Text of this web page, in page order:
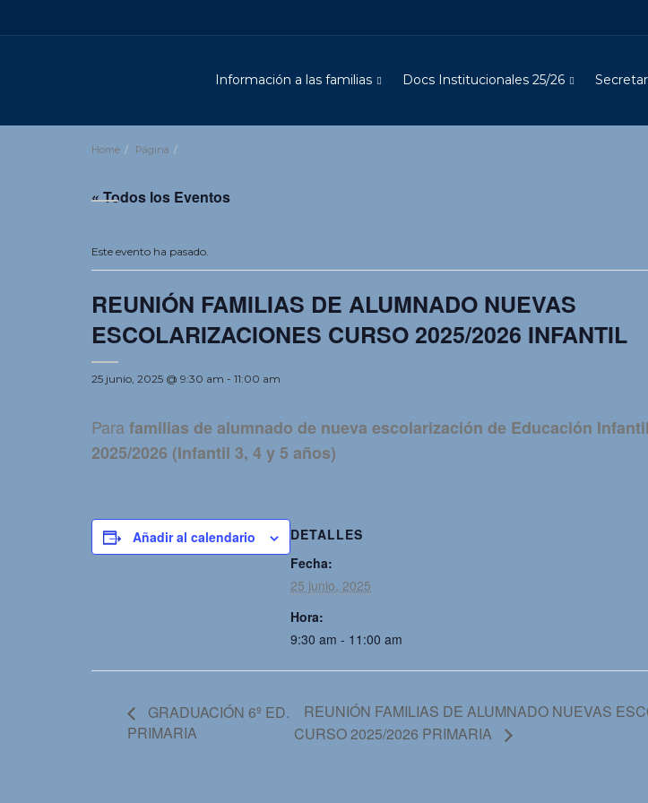
Información a las familias Docs Institucionales 25/26
Home Página
« Todos los Eventos
Este evento ha pasado.
REUNIÓN FAMILIAS DE ALUMNADO NUEVAS
ESCOLARIZACIONES CURSO 2025/2026 INFANTIL
25 junio, 2025 @ 9:30 am - 11:00 am
Para familias de alumnado de nueva escolarización de Educación
2025/2026 (Infantil 3, 4 y 5 años)
Añadir al calendario
DETALLES
Fecha:
25 junio, 2025
Hora:
9:30 am - 11:00 am
GRADUACIÓN 6º ED.
PRIMARIA
REUNIÓN FAMILIAS DE ALUMNADO NUEVAS
CURSO 2025/2026 PRIMARIA